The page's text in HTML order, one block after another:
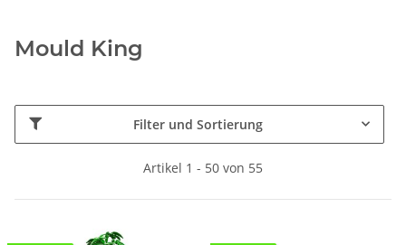
Mould King
Filter und Sortierung
Artikel 1 - 50 von 55